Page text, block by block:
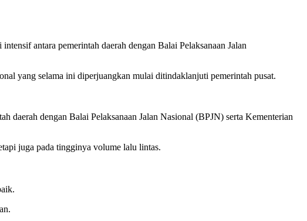
antara pemerintah daerah dengan Balai Pelaksanaan Jalan
yang selama ini diperjuangkan mulai ditindaklanjuti pemerintah pusat.
daerah dengan Balai Pelaksanaan Jalan Nasional (BPJN) serta Kementerian
juga pada tingginya volume lalu lintas.